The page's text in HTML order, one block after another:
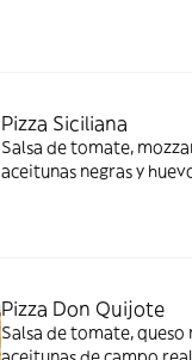
Pizza Siciliana
Salsa de tomate,
aceitunas negras y
Pizza Don Quijote
Salsa de tomate, queso